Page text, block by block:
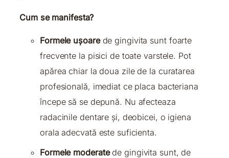
Cum se manifesta?
Formele ușoarede gingivita sunt foarte
frecvente la pisici de toate varstele. Pot
apărea chiar la doua zile de la curatarea
profesională, imediat ce placa bacteriana
începe să se depună. Nu afecteaza
radacinile dentare și, deobicei, o igiena
orala adecvată este suficienta.
Formele moderatede gingivita sunt, de